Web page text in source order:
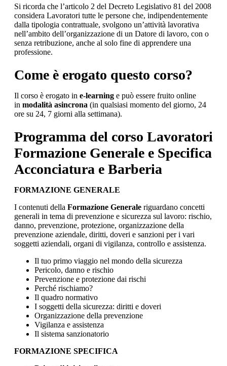
Si ricorda che l’articolo 2 del Decreto Legislativo 81 del 2008
considera Lavoratori tutte le persone che, indipendentemente
dalla tipologia contrattuale, svolgono un’attività lavorativa
nell’ambito dell’organizzazione di un Datore di lavoro, con o
senza retribuzione, anche al solo fine di apprendere una
professione.
Come è erogato questo corso?
Il corso è erogato in e-learning e può essere fruito online
in modalità asincrona (in qualsiasi momento del giorno, 24
ore su 24, 7 giorni alla settimana).
Programma del corso Lavoratori
Formazione Generale e Specifica
Acconciatura e Barberia
FORMAZIONE GENERALE
I contenuti della Formazione Generale riguardano concetti
generali in tema di prevenzione e sicurezza sul lavoro: rischio,
danno, prevenzione, protezione, organizzazione della
prevenzione aziendale, diritti, doveri e sanzioni per i vari
soggetti aziendali, organi di vigilanza, controllo e assistenza.
Il tuo primo viaggio nel mondo della sicurezza
Pericolo, danno e rischio
Prevenzione e protezione dai rischi
Perché rischiamo?
Il quadro normativo
I soggetti della sicurezza: diritti e doveri
Organizzazione della prevenzione
Vigilanza e assistenza
Il sistema sanzionatorio
FORMAZIONE SPECIFICA